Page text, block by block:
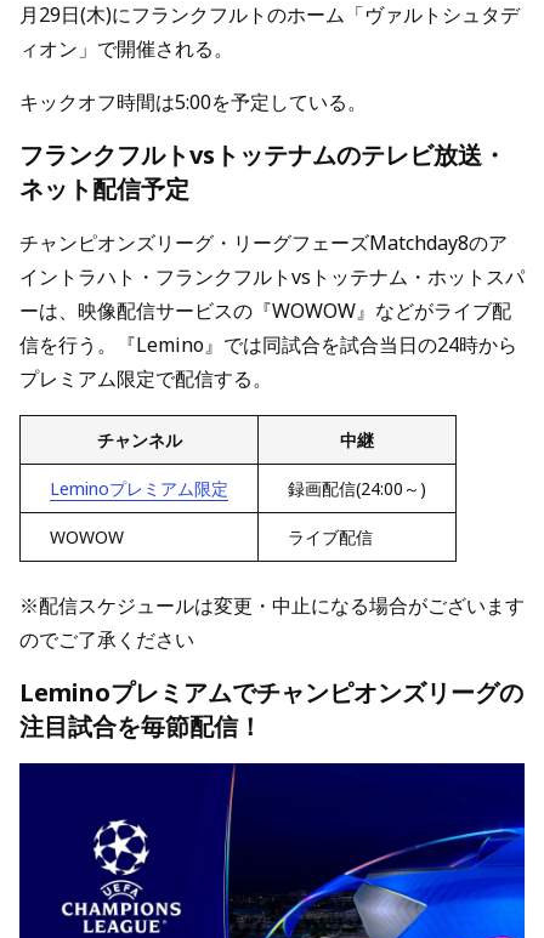
月29日(木)にフランクフルトのホーム「ヴァルトシュタデ
ィオン」で開催される。
キックオフ時間は5:00を予定している。
フランクフルトvsトッテナムのテレビ放送・
ネット配信予定
チャンピオンズリーグ・リーグフェーズMatchday8のア
イントラハト・フランクフルトvsトッテナム・ホットスパ
ーは、映像配信サービスの『WOWOW』などがライブ配
信を行う。『Lemino』では同試合を試合当日の24時から
プレミアム限定で配信する。
チャンネル 中継
Leminoプレミアム限定 録画配信(24:00～)
WOWOW ライブ配信
※配信スケジュールは変更・中止になる場合がございます
のでご了承ください
Leminoプレミアムでチャンピオンズリーグの
注目試合を毎節配信！